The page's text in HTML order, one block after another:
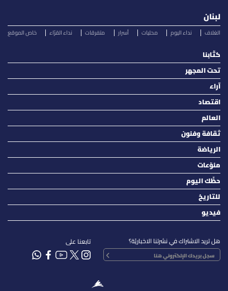
لبنان
الغلاف نداء اليوم محليات أسرار متفرقات نداء القرّاء خاص الموقع
كتّابنا
تحت المجهر
آراء
اقتصاد
العالم
ثقافة وفنون
الرياضة
منوّعات
حظّك اليوم
للتاريخ
فيديو
هل تريد الاشتراك في نشرتنا الاخباريّة؟ تابعنا على